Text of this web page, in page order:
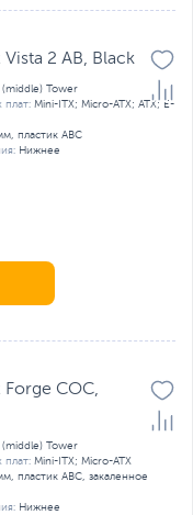
2 AB, Black
(middle) Tower
плат: Mini-ITX; Micro-ATX; ATX; E-
пластик ABC
Нижнее
Forge COC,
(middle) Tower
плат: Mini-ITX; Micro-ATX
пластик ABC, закаленное
Нижнее